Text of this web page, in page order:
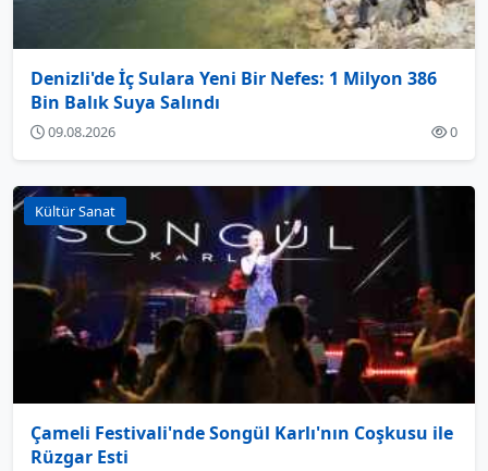
Denizli'de İç Sulara Yeni Bir Nefes: 1 Milyon 386
Bin Balık Suya Salındı
09.08.2026 0
Kültür Sanat
Çameli Festivali'nde Songül Karlı'nın Coşkusu ile
Rüzgar Esti